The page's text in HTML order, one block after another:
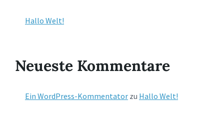
Hallo Welt!
Neueste Kommentare
Ein WordPress-Kommentator zu Hallo Welt!